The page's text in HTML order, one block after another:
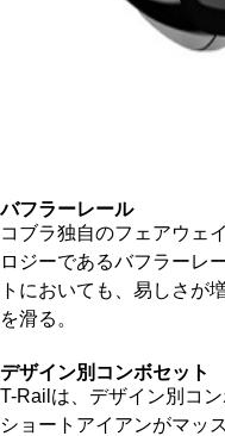
バフラーレール
コブラ独自のフェアウェ
ロジーであるバフラーレ
トにおいても、易しさが
を滑る。
デザイン別コンボセット
T-Railは、デザイン別コ
ショートアイアンがマッ